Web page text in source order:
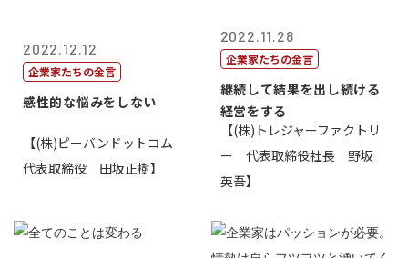
2022.12.12
企業家たちの金言
感性的な悩みをしない
【(株)ピーバンドットコム
代表取締役 田坂正樹】
2022.11.28
企業家たちの金言
継続して結果を出し続ける
経営をする
【(株)トレジャーファクトリ
ー 代表取締役社長 野坂
英吾】